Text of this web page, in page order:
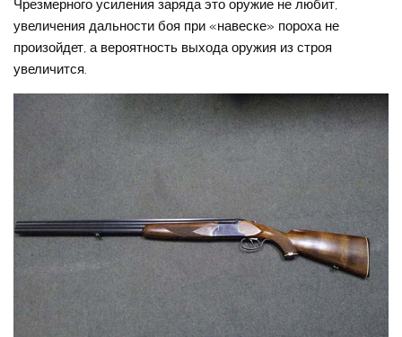
Чрезмерного усиления заряда это оружие не любит,
увеличения дальности боя при «навеске» пороха не
произойдет, а вероятность выхода оружия из строя
увеличится.